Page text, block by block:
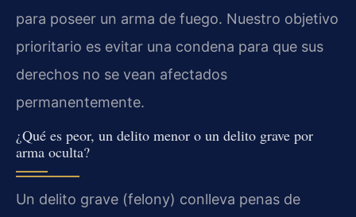
para poseer un arma de fuego. Nuestro objetivo
prioritario es evitar una condena para que sus
derechos no se vean afectados
permanentemente.
¿Qué es peor, un delito menor o un delito grave por
arma oculta?
Un delito grave (felony) conlleva penas de